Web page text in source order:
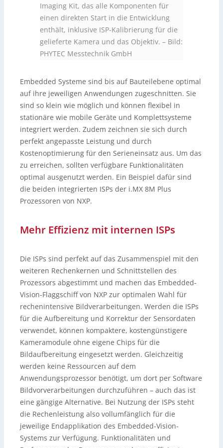
Imaging Kit, das alle Komponenten für
einen direkten Start in die Entwicklung
enthält, inklusive ISP-Kalibrierung für die
gelieferte Kamera und das Objektiv. – Bild:
PHYTEC Messtechnik GmbH
Embedded Systeme sind bis auf Bauteilebene optimal
auf ihre jeweiligen Anwendungen zugeschnitten. Sie
sind so klein wie möglich und können flexibel in
stationäre wie mobile Geräte und Komplettsysteme
integriert werden. Zudem zeichnen sie sich durch
perfekt angepasste Leistung und durch
Kostenoptimierung für den Serieneinsatz aus. Um das
zu erreichen, sollten verfügbare Funktionalitäten
optimal ausgenutzt werden. Ein Beispiel dafür sind
die beiden integrierten ISPs der i.MX 8M Plus
Prozessoren von NXP.
Mehr Effizienz mit internen ISPs
Die ISPs sind perfekt auf das Zusammenspiel mit den
weiteren Rechenkernen und Schnittstellen des
Prozessors abgestimmt und machen das Embedded-
Vision-Flaggschiff von NXP zur optimalen Wahl für
rechenintensive Bildverarbeitungen. Werden die ISPs
für die Aufbereitung und Korrektur der Sensordaten
verwendet, können kompaktere, kostengünstigere
Kameramodule ohne eigene Chips für die
Bildaufbereitung eingesetzt werden. Gleichzeitig
werden keine Ressourcen auf dem
Anwendungsprozessor benötigt, um dort per Software
Bildvorverarbeitungen durchzuführen – auch das ist
eine gängige Alternative. Bei Nutzung der ISPs steht
die Rechenleistung also vollumfänglich für die
jeweilige Endapplikation des Embedded-Vision-
Systems zur Verfügung. Funktionalitäten und